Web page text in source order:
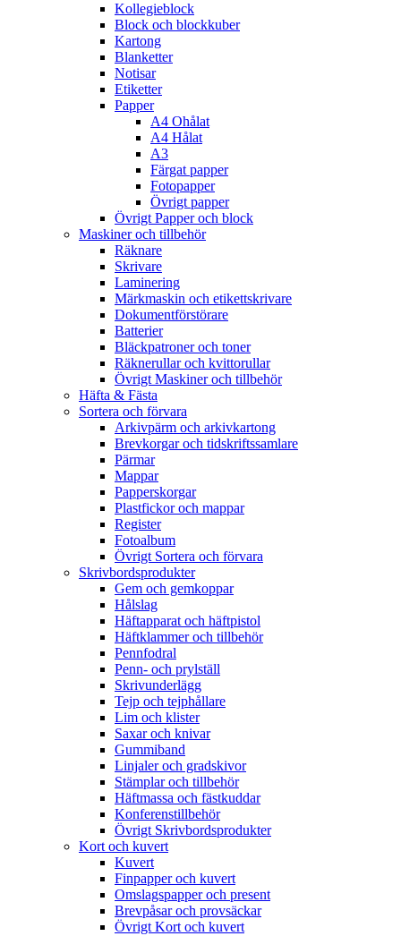
Kollegieblock
Block och blockkuber
Kartong
Blanketter
Notisar
Etiketter
Papper
A4 Ohålat
A4 Hålat
A3
Färgat papper
Fotopapper
Övrigt papper
Övrigt Papper och block
Maskiner och tillbehör
Räknare
Skrivare
Laminering
Märkmaskin och etikettskrivare
Dokumentförstörare
Batterier
Bläckpatroner och toner
Räknerullar och kvittorullar
Övrigt Maskiner och tillbehör
Häfta & Fästa
Sortera och förvara
Arkivpärm och arkivkartong
Brevkorgar och tidskriftssamlare
Pärmar
Mappar
Papperskorgar
Plastfickor och mappar
Register
Fotoalbum
Övrigt Sortera och förvara
Skrivbordsprodukter
Gem och gemkoppar
Hålslag
Häftapparat och häftpistol
Häftklammer och tillbehör
Pennfodral
Penn- och prylställ
Skrivunderlägg
Tejp och tejphållare
Lim och klister
Saxar och knivar
Gummiband
Linjaler och gradskivor
Stämplar och tillbehör
Häftmassa och fästkuddar
Konferenstillbehör
Övrigt Skrivbordsprodukter
Kort och kuvert
Kuvert
Finpapper och kuvert
Omslagspapper och present
Brevpåsar och provsäckar
Övrigt Kort och kuvert